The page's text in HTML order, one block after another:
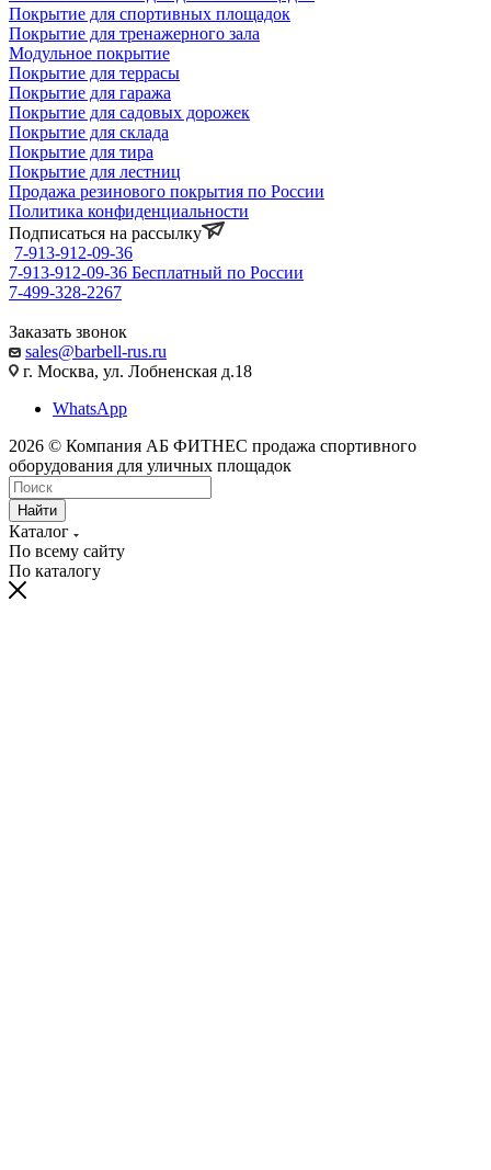
Покрытие для спортивных площадок
Покрытие для тренажерного зала
Модульное покрытие
Покрытие для террасы
Покрытие для гаража
Покрытие для садовых дорожек
Покрытие для склада
Покрытие для тира
Покрытие для лестниц
Продажа резинового покрытия по России
Политика конфиденциальности
Подписаться на рассылку
7-913-912-09-36
7-913-912-09-36 Бесплатный по России
7-499-328-2267
Заказать звонок
sales@barbell-rus.ru
г. Москва, ул. Лобненская д.18
WhatsApp
2026 © Компания АБ ФИТНЕС продажа спортивного
оборудования для уличных площадок
Найти
Каталог
По всему сайту
По каталогу